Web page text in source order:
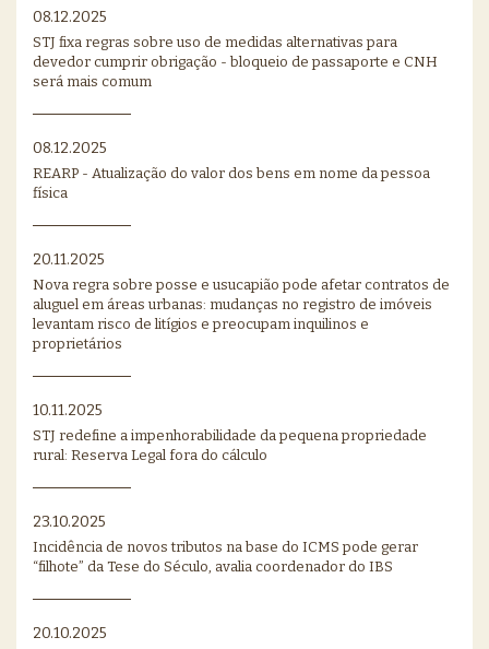
08.12.2025
STJ fixa regras sobre uso de medidas alternativas para
devedor cumprir obrigação - bloqueio de passaporte e CNH
será mais comum
08.12.2025
REARP - Atualização do valor dos bens em nome da pessoa
física
20.11.2025
Nova regra sobre posse e usucapião pode afetar contratos de
aluguel em áreas urbanas: mudanças no registro de imóveis
levantam risco de litígios e preocupam inquilinos e
proprietários
10.11.2025
STJ redefine a impenhorabilidade da pequena propriedade
rural: Reserva Legal fora do cálculo
23.10.2025
Incidência de novos tributos na base do ICMS pode gerar
“filhote” da Tese do Século, avalia coordenador do IBS
20.10.2025